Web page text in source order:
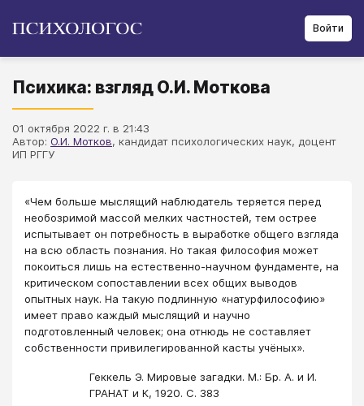
Войти
Психика: взгляд О.И. Моткова
01 октября 2022 г. в 21:43
Автор: О.И. Мотков​, кандидат психологических наук, доцент
ИП РГГУ
«Чем больше мыслящий наблюдатель теряется перед
необозримой массой мелких частностей, тем острее
испытывает он потребность в выработке общего взгляда
на всю область познания. Но такая философия может
покоиться лишь на естественно-научном фундаменте, на
критическом сопоставлении всех общих выводов
опытных наук. На такую подлинную «натурфилософию»
имеет право каждый мыслящий и научно
подготовленный человек; она отнюдь не составляет
собственности привилегированной касты учёных».
Геккель Э. Мировые загадки. М.: Бр. А. и И.
ГРАНАТ и К, 1920. С. 383